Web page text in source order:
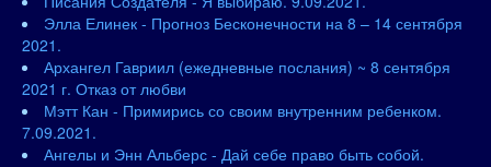
Элла Елинек - Прогноз Бесконечности на 8 – 14 сентября
2021.
Архангел Гавриил (ежедневные послания) ~ 8 сентября
2021 г. Отказ от любви
Мэтт Кан - Примирись со своим внутренним ребенком.
7.09.2021.
Ангелы и Энн Альберс - Дай себе право быть собой.